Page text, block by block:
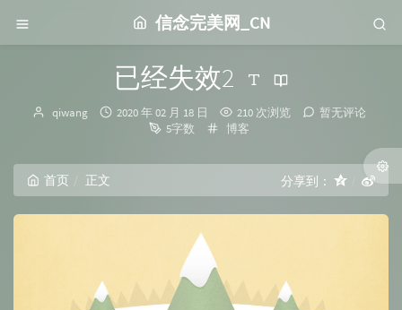
信念完美网_CN
已经失效2
博
qiwang
发
2020 年 02 月 18 日 210 次浏览
暂无评论
5字数
分
博客
首页 正文 分享到：